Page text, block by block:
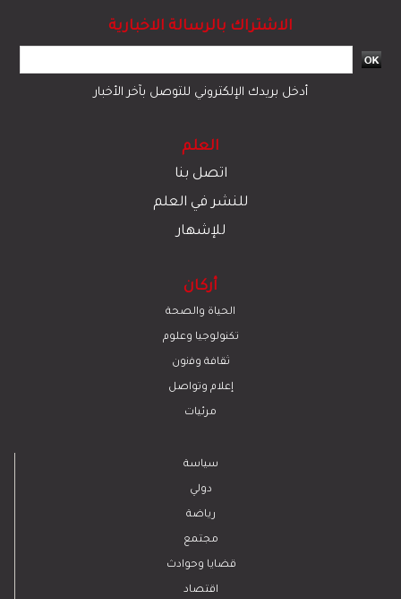
الاشتراك بالرسالة الاخبارية
أدخل بريدك الإلكتروني للتوصل بآخر الأخبار
العلم
اتصل بنا
للنشر في العلم
للإشهار
أركان
الحياة والصحة
تكنولوجيا وعلوم
ﺛﻘﺎﻓﺔ وﻓﻧون
إعلام وتواصل
مرئيات
سياسة
دولي
رياضة
مجتمع
قضايا وحوادث
اقتصاد